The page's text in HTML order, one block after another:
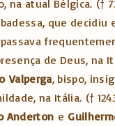
na atual Bélgica. (†
que decidiu
de Deus, na
Valperga, bispo,
na Itália. (†
Anderton e